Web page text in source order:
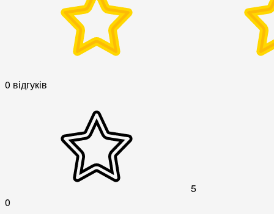
0 відгуків
5
0